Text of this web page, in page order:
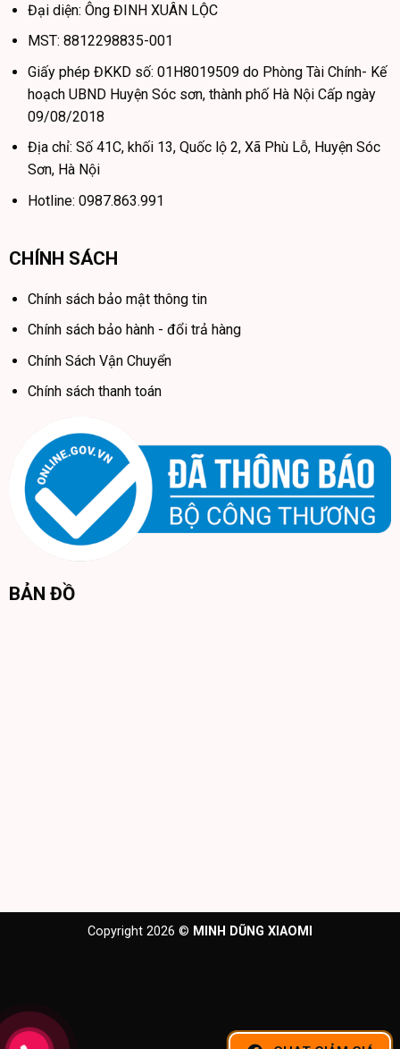
Đại diện: Ông ĐINH XUÂN LỘC
MST: 8812298835-001
Giấy phép ĐKKD số: 01H8019509 do Phòng Tài Chính- Kế
hoạch UBND Huyện Sóc sơn, thành phố Hà Nội Cấp ngày
09/08/2018
Địa chỉ: Số 41C, khối 13, Quốc lộ 2, Xã Phù Lỗ, Huyện Sóc
Sơn, Hà Nội
Hotline: 0987.863.991
CHÍNH SÁCH
Chính sách bảo mật thông tin
Chính sách bảo hành - đổi trả hàng
Chính Sách Vận Chuyển
Chính sách thanh toán
BẢN ĐỒ
Copyright 2026 © MINH DŨNG XIAOMI